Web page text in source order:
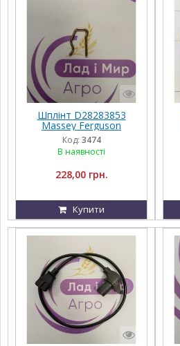
Шплінт D28283853
Massey Ferguson
Код: 3474
В наявності
228,00 грн.
Купити